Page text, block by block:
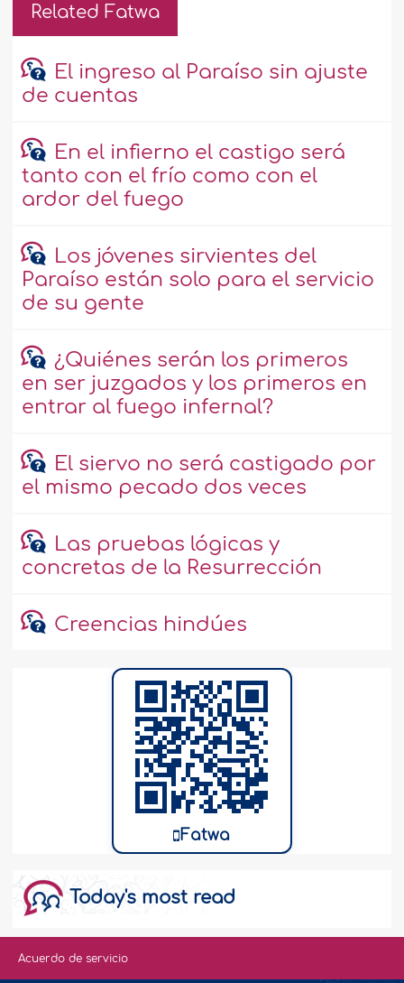
Related Fatwa
El ingreso al Paraíso sin ajuste
de cuentas
En el infierno el castigo será
tanto con el frío como con el
ardor del fuego
Los jóvenes sirvientes del
Paraíso están solo para el servicio
de su gente
¿Quiénes serán los primeros
en ser juzgados y los primeros en
entrar al fuego infernal?
El siervo no será castigado por
el mismo pecado dos veces
Las pruebas lógicas y
concretas de la Resurrección
Creencias hindúes
Fatwa
Today's most read
Acuerdo de servicio